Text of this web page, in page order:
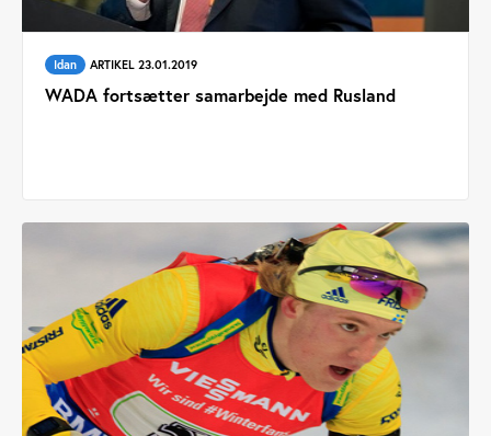
Idan ARTIKEL 23.01.2019
WADA fortsætter samarbejde med Rusland